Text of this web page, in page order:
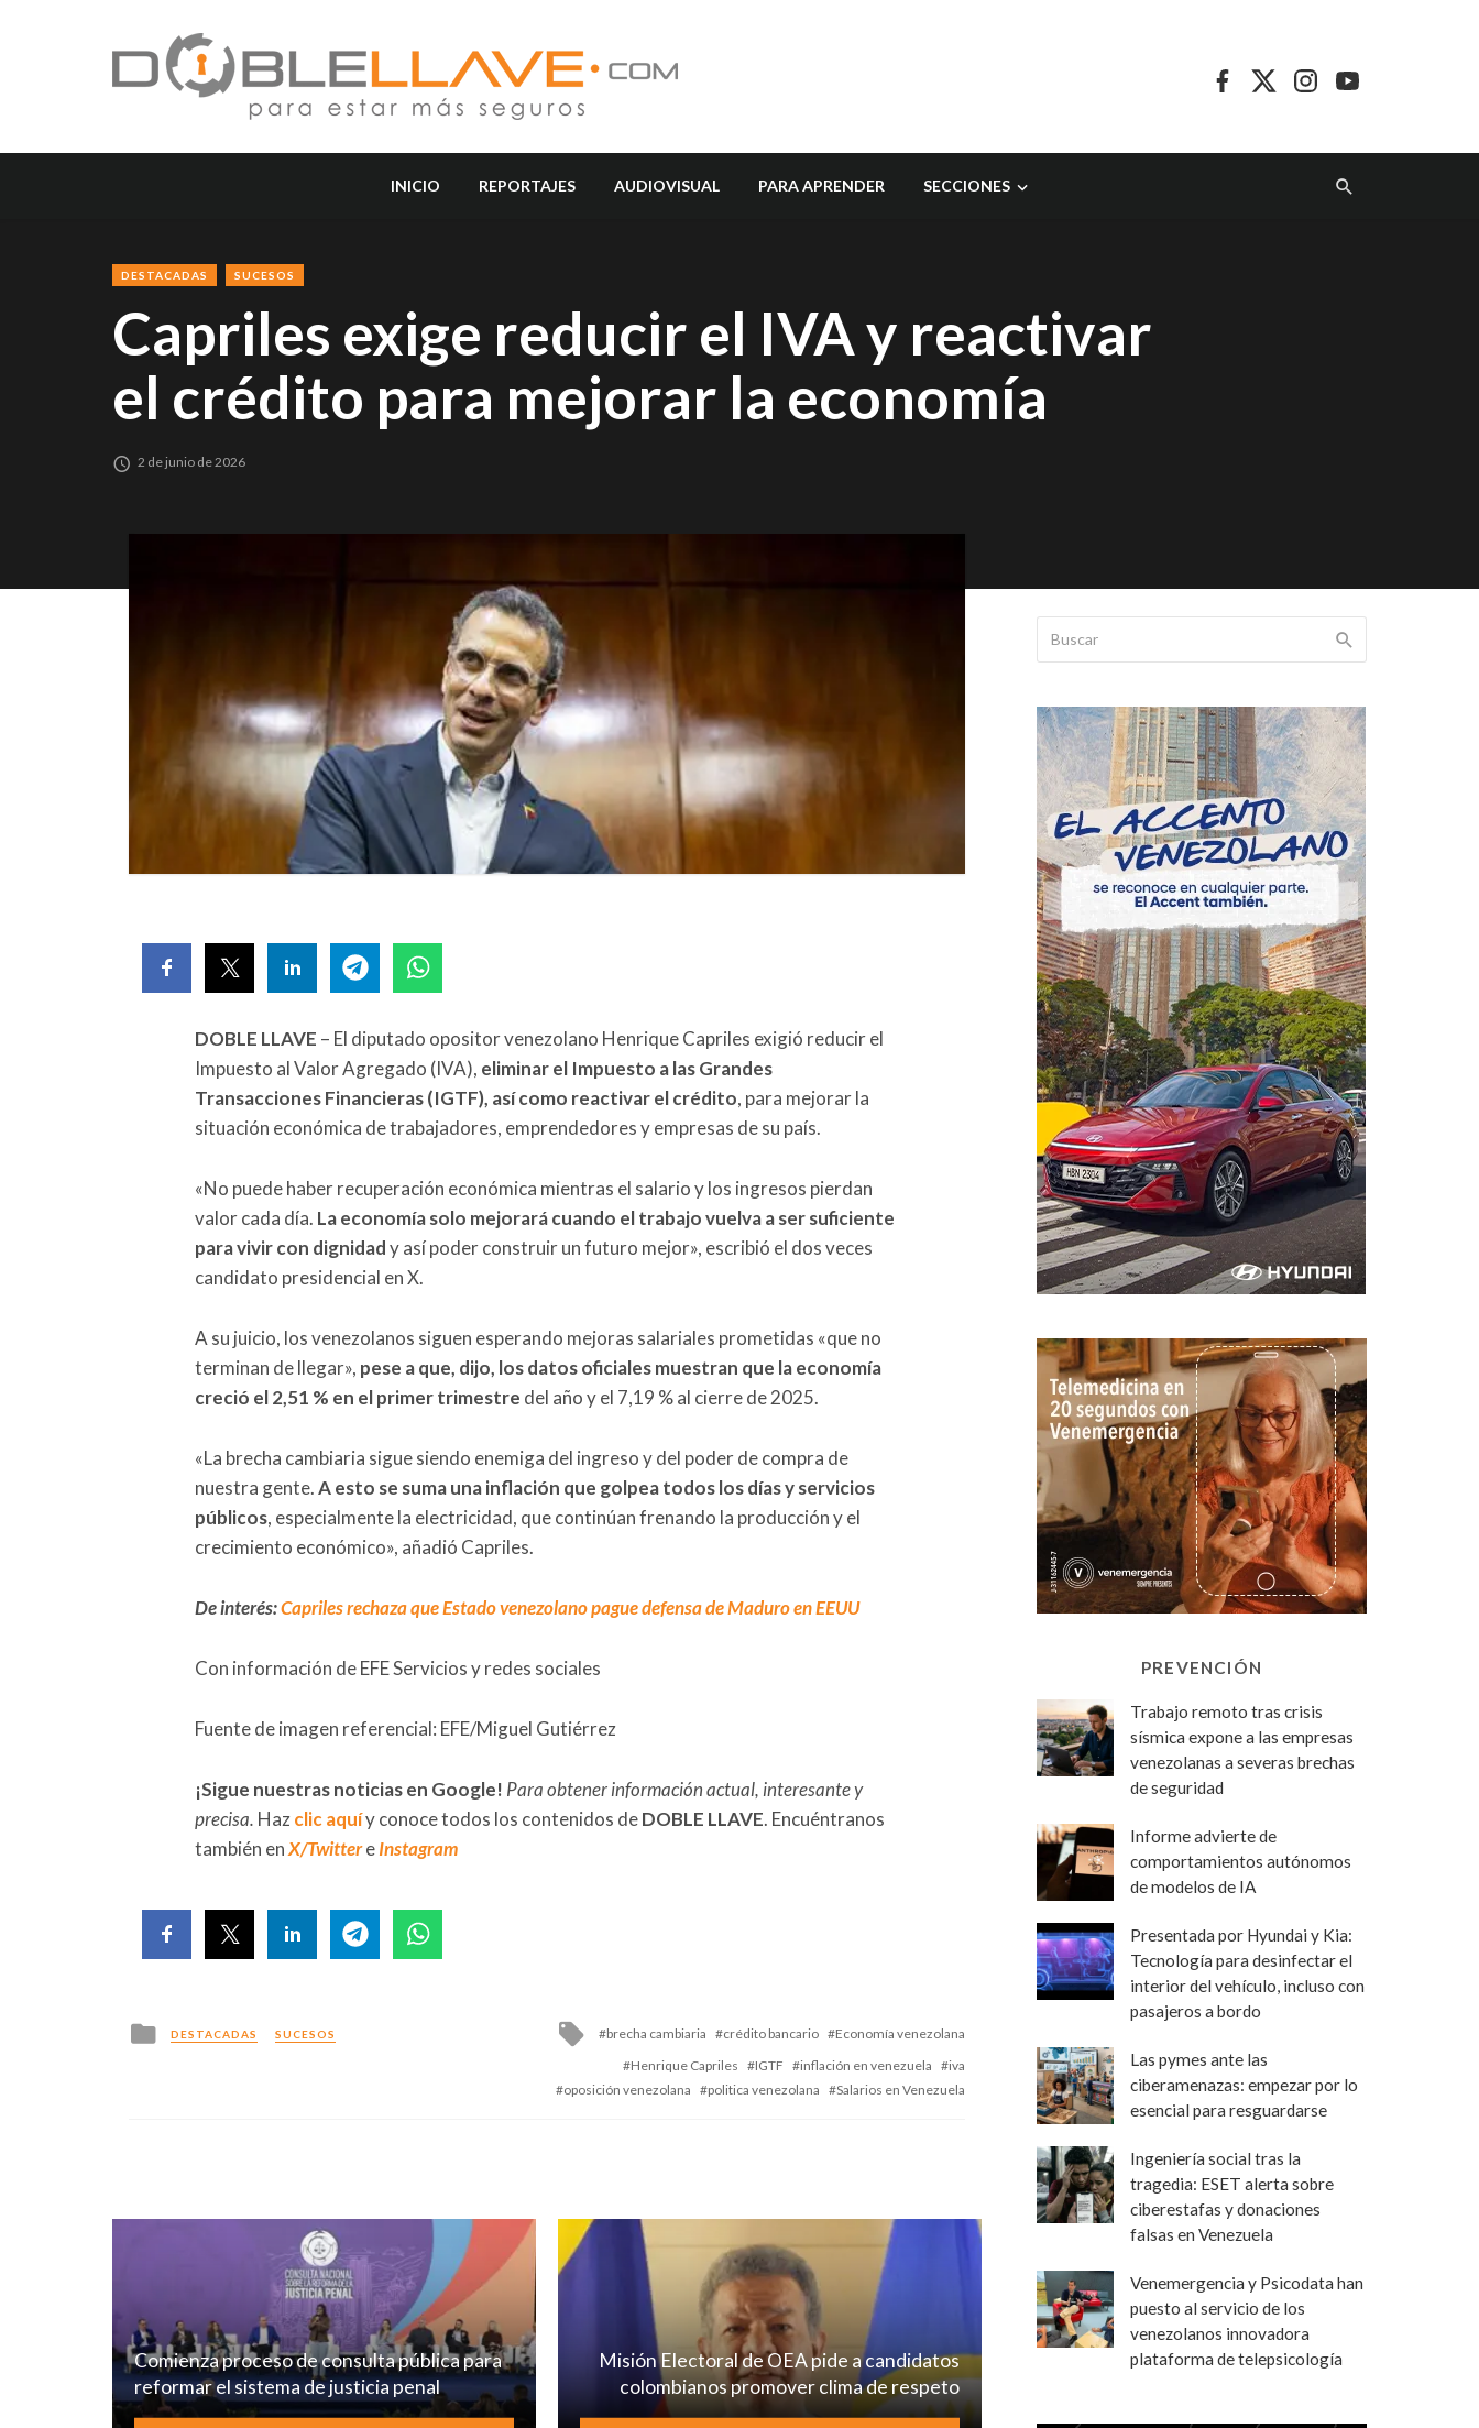
INICIO REPORTAJES AUDIOVISUAL PARA APRENDER SECCIONES
DESTACADAS SUCESOS
Capriles exige reducir el IVA y reactivar
el crédito para mejorar la economía
2 de junio de 2026
DOBLE LLAVE – El diputado opositor venezolano Henrique Capriles exigió reducir el
Impuesto al Valor Agregado (IVA), eliminar el Impuesto a las Grandes
Transacciones Financieras (IGTF), así como reactivar el crédito, para mejorar la
situación económica de trabajadores, emprendedores y empresas de su país.
«No puede haber recuperación económica mientras el salario y los ingresos pierdan
valor cada día. La economía solo mejorará cuando el trabajo vuelva a ser suficiente
para vivir con dignidady así poder construir un futuro mejor», escribió el dos veces
candidato presidencial en X.
A su juicio, los venezolanos siguen esperando mejoras salariales prometidas «que no
terminan de llegar», pese a que, dijo, los datos oficiales muestran que la economía
creció el 2,51 % en el primer trimestre del año y el 7,19 % al cierre de 2025.
«La brecha cambiaria sigue siendo enemiga del ingreso y del poder de compra de
nuestra gente.A esto se suma una inflación que golpea todos los días y servicios
públicos, especialmente la electricidad, que continúan frenando la producción y el
crecimiento económico», añadió Capriles.
De interés:Capriles rechaza que Estado venezolano pague defensa de Maduro en EEUU
Con información de EFE Servicios y redes sociales
Fuente de imagen referencial: EFE/Miguel Gutiérrez
¡Sigue nuestras noticias en Google! Para obtener información actual, interesante y
precisa. Hazclic aquíy conoce todos los contenidos deDOBLE LLAVE. Encuéntranos
también enX/TwittereInstagram
Posted
in
DESTACADAS SUCESOS
Tagged
brecha cambiaria crédito bancario
Economía venezolana
Henrique Capriles
IGTF inflación en venezuela
iva
oposición venezolana
politica venezolana Salarios en Venezuela
Comienza proceso de consulta pública para
reformar el sistema de justicia penal
Misión Electoral de OEA pide a candidatos
colombianos promover clima de respeto
PREVENCIÓN
Trabajo remoto tras crisis
sísmica expone a las empresas
venezolanas a severas brechas
de seguridad
Informe advierte de
comportamientos autónomos
de modelos de IA
Presentada por Hyundai y Kia:
Tecnología para desinfectar el
interior del vehículo, incluso con
pasajeros a bordo
Las pymes ante las
ciberamenazas: empezar por lo
esencial para resguardarse
Ingeniería social tras la
tragedia: ESET alerta sobre
ciberestafas y donaciones
falsas en Venezuela
Venemergencia y Psicodata han
puesto al servicio de los
venezolanos innovadora
plataforma de telepsicología